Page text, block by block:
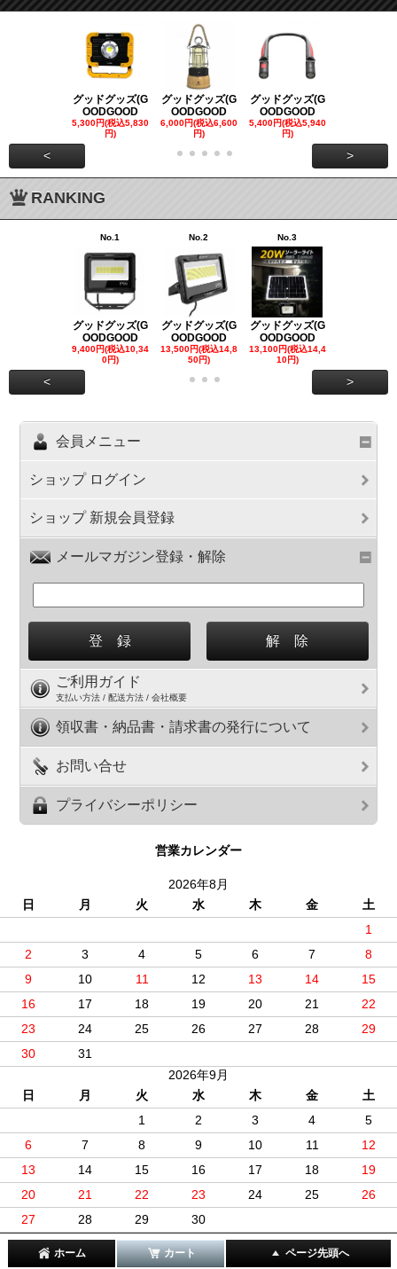
グッドグッズ(G
OODGOOD
5,300円(税込5,830
円)
グッドグッズ(G
OODGOOD
6,000円(税込6,600
円)
グッドグッズ(G
OODGOOD
5,400円(税込5,940
円)
< >
RANKING
No.1
グッドグッズ(G
OODGOOD
9,400円(税込10,34
0円)
No.2
グッドグッズ(G
OODGOOD
13,500円(税込14,8
50円)
No.3
グッドグッズ(G
OODGOOD
13,100円(税込14,4
10円)
< >
会員メニュー
ショップ ログイン
ショップ 新規会員登録
メールマガジン登録・解除
ご利用ガイド
支払い方法 / 配送方法 / 会社概要
領収書・納品書・請求書の発行について
お問い合せ
プライバシーポリシー
営業カレンダー
2026年8月
日
月 火 水 木 金
土
1
2
3 4 5 6 7
8
9
10 11 12 13 14
15
16
17 18 19 20 21
22
23
24 25 26 27 28
29
30
31
2026年9月
日
月 火 水 木 金
土
1
2 3 4
5
6
7 8 9 10 11
12
13
14 15 16 17 18
19
20
21 22 23 24 25
26
27
28 29 30
ホーム カート ページ先頭へ